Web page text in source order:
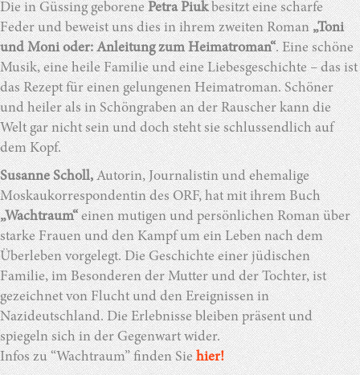
Die in Güssing geborenePetra Piukbesitzt eine scharfe
Feder und beweist uns dies in ihrem zweiten Roman„Toni
und Moni oder: Anleitung zum Heimatroman“. Eine schöne
Musik, eine heile Familie und eine Liebesgeschichte – das ist
das Rezept für einen gelungenen Heimatroman. Schöner
und heiler als in Schöngraben an der Rauscher kann die
Welt gar nicht sein und doch steht sie schlussendlich auf
dem Kopf.
Susanne Scholl,Autorin, Journalistin und ehemalige
Moskaukorrespondentin des ORF, hat mit ihrem Buch
„Wachtraum“einen mutigen und persönlichen Roman über
starke Frauen und den Kampf um ein Leben nach dem
Überleben vorgelegt. Die Geschichte einer jüdischen
Familie, im Besonderen der Mutter und der Tochter, ist
gezeichnet von Flucht und den Ereignissen in
Nazideutschland. Die Erlebnisse bleiben präsent und
spiegeln sich in der Gegenwart wider.
Infos zu “Wachtraum” finden Sie hier!